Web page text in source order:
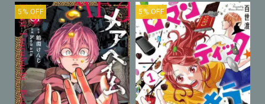
5 % OFF 5 % OFF